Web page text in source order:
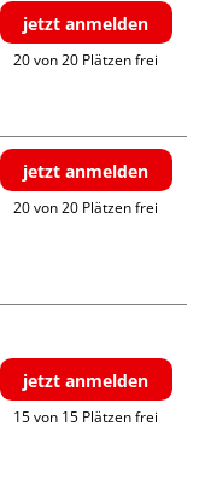
jetzt anmelden
20 von 20 Plätzen frei
jetzt anmelden
20 von 20 Plätzen frei
jetzt anmelden
15 von 15 Plätzen frei